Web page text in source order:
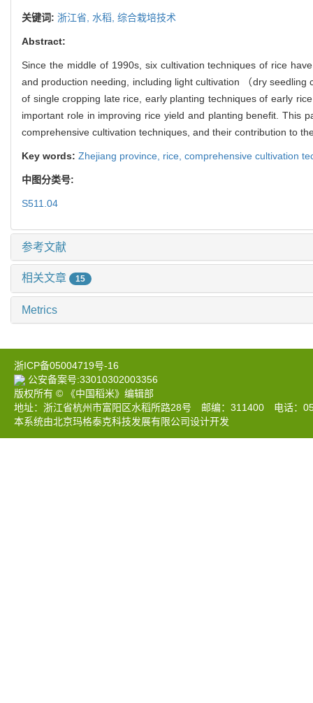
关键词: 浙江省, 水稻, 综合栽培技术
Abstract:
Since the middle of 1990s, six cultivation techniques of rice
and production needing, including light cultivation （dry
of single cropping late rice, early planting techniques of early
important role in improving rice yield and planting benefit. This
comprehensive cultivation techniques, and their contribution to
Key words: Zhejiang province, rice, comprehensive cultivation
中图分类号:
S511.04
参考文献
相关文章 15
Metrics
浙ICP备05004719号-16
公安备案号:33010302003356
版权所有 © 《中国稻米》编辑部
地址：浙江省杭州市富阳区水稻所路28号 邮编：311400 电话：
本系统由北京玛格泰克科技发展有限公司设计开发